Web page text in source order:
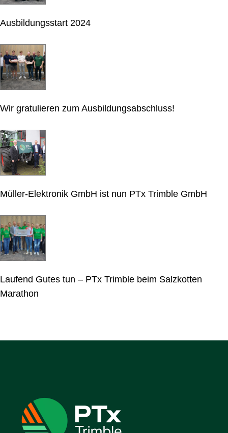
Ausbildungsstart 2024
Wir gratulieren zum Ausbildungsabschluss!
Müller-Elektronik GmbH ist nun PTx Trimble GmbH
Laufend Gutes tun – PTx Trimble beim Salzkotten
Marathon